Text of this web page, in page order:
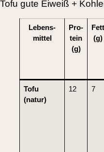
Tofu gute Eiweiß +
Lebens­
mittel
Pro­
tein
(g)
Fett
(g)
Tofu
(natur)
12 7